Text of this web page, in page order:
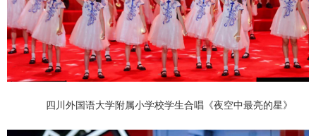
四川外国语大学附属小学校学生合唱《夜空中最亮的星》